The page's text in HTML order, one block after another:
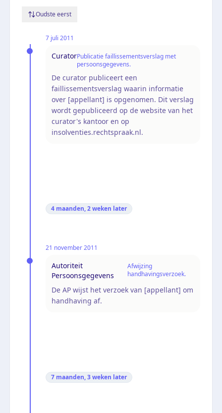
Oudste eerst
7 juli 2011
CuratorPublicatie faillissementsverslag met
persoonsgegevens.
De curator publiceert een
faillissementsverslag waarin informatie
over [appellant] is opgenomen. Dit verslag
wordt gepubliceerd op de website van het
curator's kantoor en op
insolventies.rechtspraak.nl.
4 maanden, 2 weken later
21 november 2011
Autoriteit
Persoonsgegevens
Afwijzing
handhavingsverzoek.
De AP wijst het verzoek van [appellant] om
handhaving af.
7 maanden, 3 weken later